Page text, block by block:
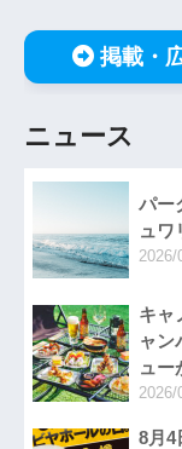
掲載・
ニュース
パー
ュワ
2026/
キャ
ャン
ュー
2026/
8月4